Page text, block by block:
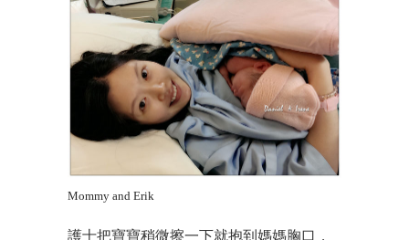
Mommy and Erik
護士把寶寶稍微擦一下就抱到媽媽胸口，